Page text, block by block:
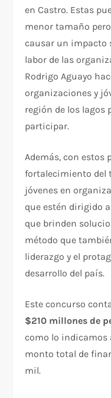
en Castro. Estas
menor tamaño
causar un impacto
labor de las
Rodrigo Aguayo
organizaciones y
región de los lagos
participar.
Además, con estos
fortalecimiento del
jóvenes en
que estén dirigido
que brinden
método que
liderazgo y el
desarrollo del país.
Este concurso
$210 millones de
como lo
monto total de
mil.